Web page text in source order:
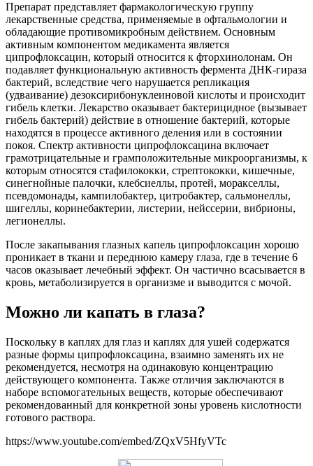
Препарат представляет фармакологическую группу
лекарственные средства, применяемые в офтальмологии и
обладающие противомикробным действием. Основным
активным компонентом медикамента является
ципрофлоксацин, который относится к фторхинолонам. Он
подавляет функциональную активность фермента ДНК-гираза
бактерий, вследствие чего нарушается репликация
(удваивание) дезоксирибонуклеиновой кислоты и происходит
гибель клетки. Лекарство оказывает бактерицидное (вызывает
гибель бактерий) действие в отношение бактерий, которые
находятся в процессе активного деления или в состоянии
покоя. Спектр активности ципрофлоксацина включает
грамотрицательные и грамположительные микроорганизмы, к
которым относятся стафилококки, стрептококки, кишечные,
синегнойные палочки, клебсиеллы, протей, моракселлы,
псевдомонады, кампилобактер, цитробактер, сальмонеллы,
шигеллы, коринебактерии, листерии, нейссерии, вибрионы,
легионеллы.
После закапывания глазных капель ципрофлоксацин хорошо
проникает в ткани и переднюю камеру глаза, где в течение 6
часов оказывает лечебный эффект. Он частично всасывается в
кровь, метаболизируется в организме и выводится с мочой.
Можно ли капать в глаза?
Поскольку в каплях для глаз и каплях для ушей содержатся
разные формы ципрофлоксацина, взаимно заменять их не
рекомендуется, несмотря на одинаковую концентрацию
действующего компонента. Также отличия заключаются в
наборе вспомогательных веществ, которые обеспечивают
рекомендованный для конкретной зоны уровень кислотности
готового раствора.
https://www.youtube.com/embed/ZQxV5HfyVTc